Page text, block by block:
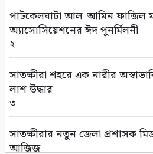
৬
নতুন দায়িত্বে ৬ মন্ত্রী-প্রতিমন্ত্রী
৭
সম্পাদকীয়/প্রসঙ্গ: আশ্রয়ণ প্রকল্পে
৮
মুক্তিযুদ্ধের সাব-সেক্টর কমান্ডার
মৃত্যুবার্ষিকী পালিত
পাটকেলঘাটা আল-আমিন ফাজিল
অ্যাসোসিয়েশনের ঈদ পুনর্মিলনী
২
সাতক্ষীরা শহরে এক নারীর
লাশ উদ্ধার
৩
সাতক্ষীরার নতুন জেলা প্রশাসক
আজিজ